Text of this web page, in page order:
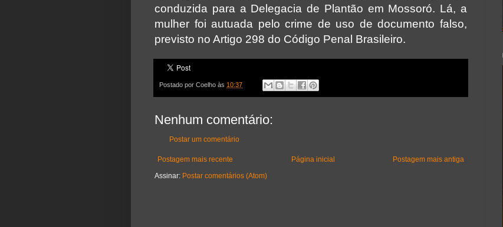
conduzida para a Delegacia de Plantão em Mossoró. Lá, a
mulher foi autuada pelo crime de uso de documento falso,
previsto no Artigo 298 do Código Penal Brasileiro.
Postado por Coelho às 10:37
Nenhum comentário:
Postar um comentário
Postagem mais recente Postagem mais antiga
Página inicial
Assinar: Postar comentários (Atom)